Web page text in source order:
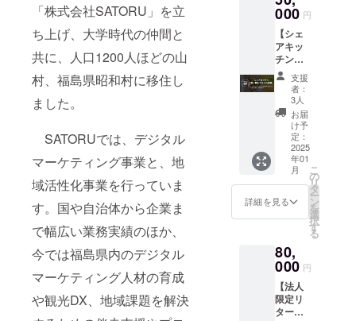
「株式会社SATORU」を立
ち上げ、大学時代の仲間と
共に、人口1200人ほどの山
村、福島県昭和村に移住し
ました。
SATORUでは、デジタル
マーケティング事業と、地
域活性化事業を行っていま
す。 国や自治体から企業ま
で幅広い業務実績のほか、
今では福島県内のデジタル
マーケティング人材の育成
や観光DX、地域課題を解決
前
（ニッ
クネー
ム）を
掲載し
ます（※
ストー
リー
ブック
は郵送
しま
す）
●「POT
SET」
につい
て ・カ
フェ
カップ
チーフ
にした
キャッ
チーな
ポット
が2点、
希望さ
れるお
名前を
ご記入
くださ
い
ブック
は郵送
しま
す） ●
榮川 冬
の蔵
セット
につい
て ・名
称：榮
川 冬の
蔵セッ
ト ・内
酒・純
米吟醸
Beyond
・純米
酒辛口
720mlx
各1本
・保存
係者の
熱い想
いと施
設紹介
で構成
する、
ストー
リー
ブック
に、ご
支援頂
いた方
のお名
クネー
ム）を
ストー
リー
ブック
は郵送
しま
供！ お
使って
も、店
舗で
使って
も◎の
DURAL
EXをぜ
ひお試
しくだ
さい！
「AND
PERCE
NT」
は、衣
物、雑
貨など
暮らし
に花を
添えら
れる様
NT」の
厳選ア
イテム
「BAIH
U 革べ
こ」と
「会津
唐人
凧 A4
プリン
ト、ポ
スト
カー
ド、ス
テッ
カー 」
いと経
年変化
めて、
インテ
リアに
供！何
度も神
明通り
に訪れ
たい、
コアな
ファン
ならこ
のコー
ス！ ・
開業サ
ポー
ターと
して、
公式
webサ
方のお
名前
（ニッ
クネー
ム）を
掲載し
000 円
【シェ
アキッ
チン
第一期
トライ
アル会
員】 ・
シェア
キッチ
ン入会
金＋先
行見学
参加＋
出店に
おける
相談
でも）
を提供
します
（先行
見学に
ついて
支援
者：
3人
お届
け予
定：
2025
年01
月
詳細を見る
こ
の
リ
タ
ー
ン
を
選
択
す
る
80,
000 円
【法人
限定リ
ター